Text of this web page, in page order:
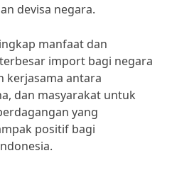
devisa negara.
manfaat dan
import bagi negara
kerjasama antara
dan masyarakat untuk
yang
positif bagi